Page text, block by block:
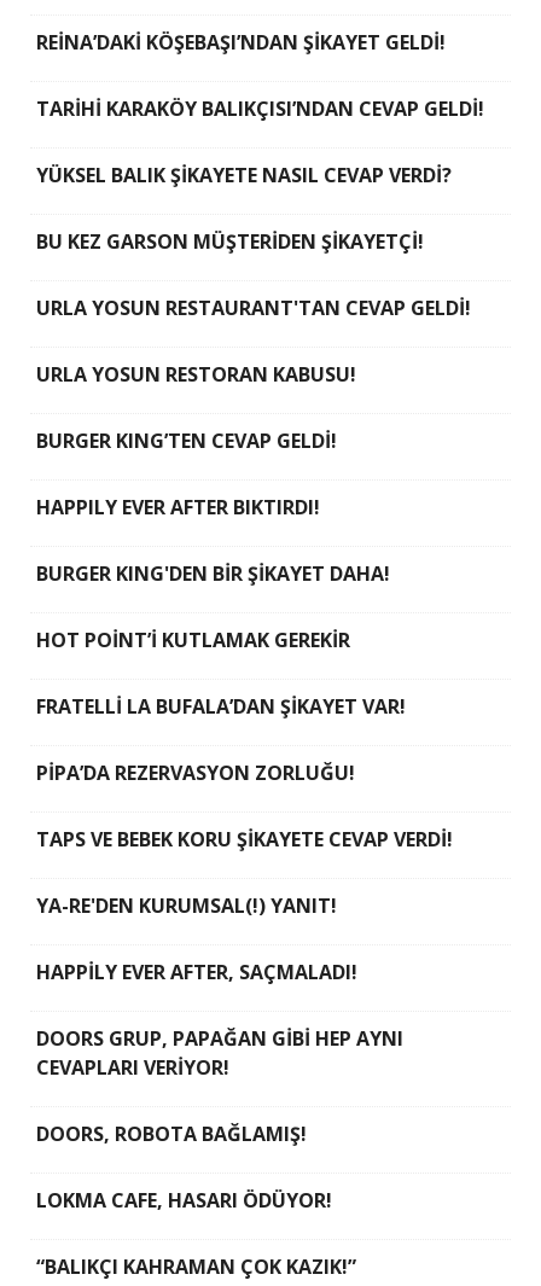
REİNA’DAKİ KÖŞEBAŞI’NDAN ŞİKAYET GELDİ!
TARİHİ KARAKÖY BALIKÇISI’NDAN CEVAP GELDİ!
YÜKSEL BALIK ŞİKAYETE NASIL CEVAP VERDİ?
BU KEZ GARSON MÜŞTERİDEN ŞİKAYETÇİ!
URLA YOSUN RESTAURANT'TAN CEVAP GELDİ!
URLA YOSUN RESTORAN KABUSU!
BURGER KING’TEN CEVAP GELDİ!
HAPPILY EVER AFTER BIKTIRDI!
BURGER KING'DEN BİR ŞİKAYET DAHA!
HOT POİNT’İ KUTLAMAK GEREKİR
FRATELLİ LA BUFALA’DAN ŞİKAYET VAR!
PİPA’DA REZERVASYON ZORLUĞU!
TAPS VE BEBEK KORU ŞİKAYETE CEVAP VERDİ!
YA-RE'DEN KURUMSAL(!) YANIT!
HAPPİLY EVER AFTER, SAÇMALADI!
DOORS GRUP, PAPAĞAN GİBİ HEP AYNI
CEVAPLARI VERİYOR!
DOORS, ROBOTA BAĞLAMIŞ!
LOKMA CAFE, HASARI ÖDÜYOR!
“BALIKÇI KAHRAMAN ÇOK KAZIK!”